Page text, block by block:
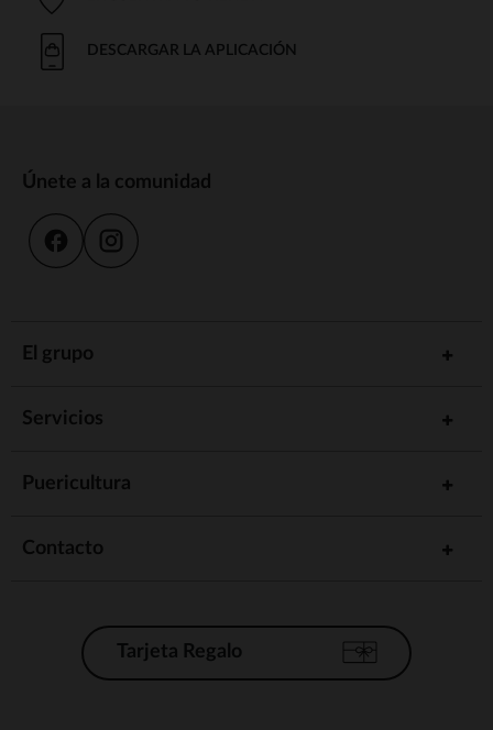
DESCARGAR LA APLICACIÓN
Únete a la comunidad
El grupo
Servicios
Puericultura
Contacto
Tarjeta Regalo